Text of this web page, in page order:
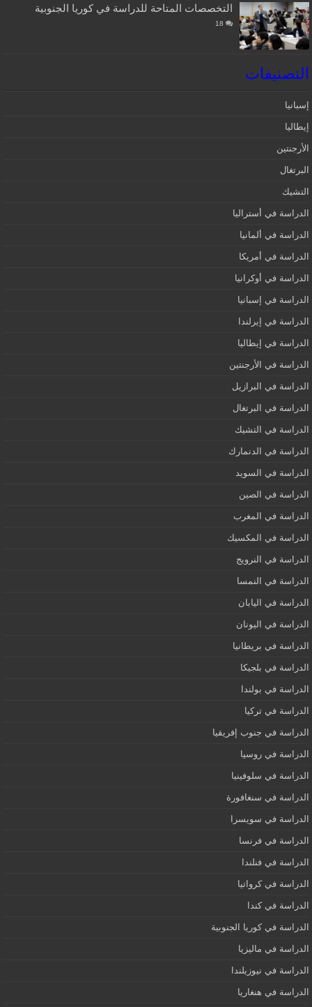
التخصصات المتاحة للدراسة في كوريا الجنوبية
18
التصنيفات
إسبانيا‎
إيطاليا
الأرجنتين
البرتغال
التشيك
الدراسة في أستراليا
الدراسة في ألمانيا
الدراسة في أمريكا
الدراسة في أوكرانيا
الدراسة في إسبانيا
الدراسة في إيرلندا
الدراسة في إيطاليا
الدراسة في الأرجنتين
الدراسة في البرازيل
الدراسة في البرتغال
الدراسة في التشيك
الدراسة في الدنمارك
الدراسة في السويد
الدراسة في الصين
الدراسة في المغرب
الدراسة في المكسيك
الدراسة في النرويج
الدراسة في النمسا
الدراسة في اليابان
الدراسة في اليونان
الدراسة في بريطانيا
الدراسة في بلجيكا
الدراسة في بولندا
الدراسة في تركيا
الدراسة في جنوب إفريقيا
الدراسة في روسيا
الدراسة في سلوفينيا
الدراسة في سنغافورة
الدراسة في سويسرا
الدراسة في فرنسا
الدراسة في فنلندا
الدراسة في كرواتيا
الدراسة في كندا
الدراسة في كوريا الجنوبية
الدراسة في ماليزيا
الدراسة في نيوزيلندا
الدراسة في هنغاريا